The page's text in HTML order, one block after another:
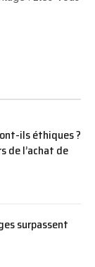
ils éthiques ?
de l’achat de
surpassent